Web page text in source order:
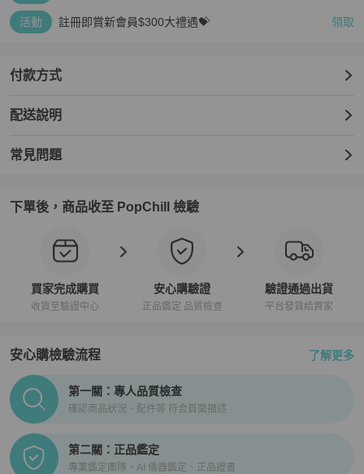
活動 註冊即賞新會員$300大禮遇💝 領取
付款方式
配送說明
常見問題
下單後，商品收至 PopChill 檢驗
買家完成購買
收貨至驗證中心
安心購驗證
正品鑑定 品質檢查
驗證通過出貨
平台發貨給買家
安心購檢驗流程 了解更多
PopChill拍拍圈正品驗證、安心購檢驗流程介紹
第一關：專人品質檢查
確認商品狀況、配件等 符合頁面描述
第二關：正品鑑定
專業鑑定團隊、AI 儀器鑑定、正品證書